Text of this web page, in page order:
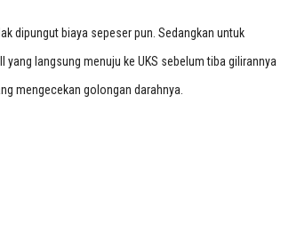
dipungut biaya sepeser pun. Sedangkan untuk
langsung menuju ke UKS sebelum tiba gilirannya
mengecekan golongan darahnya.